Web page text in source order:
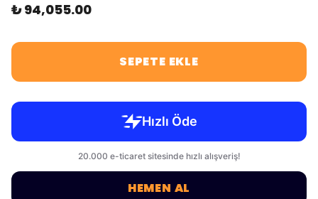
₺ 94,055.00
SEPETE EKLE
HEMEN AL